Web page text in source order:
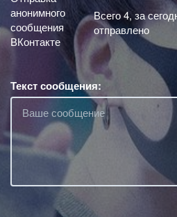
Всего 4, за
отправлено
Текст сообщения: